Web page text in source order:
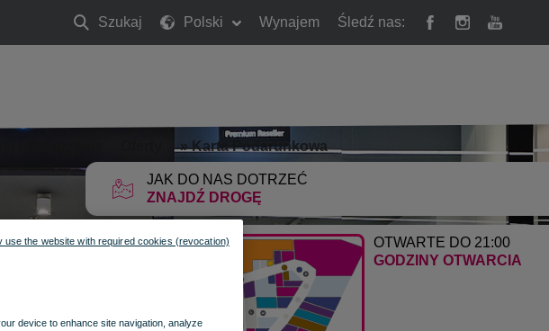
Szukaj
Szukaj
Polski Wynajem Śledź nas:
JAK DO NAS DOTRZEĆ
ZNAJDŹ DROGĘ
OTWARTE DO 21:00
GODZINY OTWARCIA
»Karta Podarunkowa
device to enhance site navigation, analyze
use the website with required cookies (revocation)